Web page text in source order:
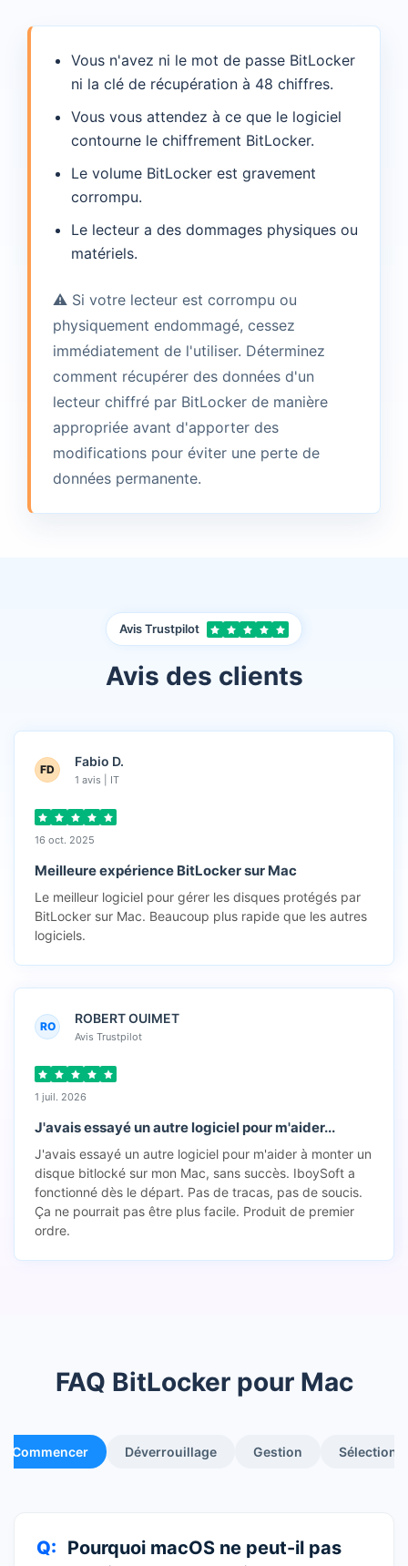
Vous n'avez ni le mot de passe BitLocker
ni la clé de récupération à 48 chiffres.
Vous vous attendez à ce que le logiciel
contourne le chiffrement BitLocker.
Le volume BitLocker est gravement
corrompu.
Le lecteur a des dommages physiques ou
matériels.
⚠️ Si votre lecteur est corrompu ou
physiquement endommagé, cessez
immédiatement de l'utiliser. Déterminez
comment récupérer des données d'un
lecteur chiffré par BitLocker de manière
appropriée avant d'apporter des
modifications pour éviter une perte de
données permanente.
Avis Trustpilot
Avis des clients
FD Fabio D.
1 avis | IT
16 oct. 2025
Meilleure expérience BitLocker sur Mac
Le meilleur logiciel pour gérer les disques protégés par
BitLocker sur Mac. Beaucoup plus rapide que les autres
logiciels.
RO ROBERT OUIMET
Avis Trustpilot
1 juil. 2026
J'avais essayé un autre logiciel pour m'aider...
J'avais essayé un autre logiciel pour m'aider à monter un
disque bitlocké sur mon Mac, sans succès. IboySoft a
fonctionné dès le départ. Pas de tracas, pas de soucis.
Ça ne pourrait pas être plus facile. Produit de premier
ordre.
FAQ BitLocker pour Mac
Commencer Déverrouillage Gestion Sélection
Q
Pourquoi macOS ne peut-il pas